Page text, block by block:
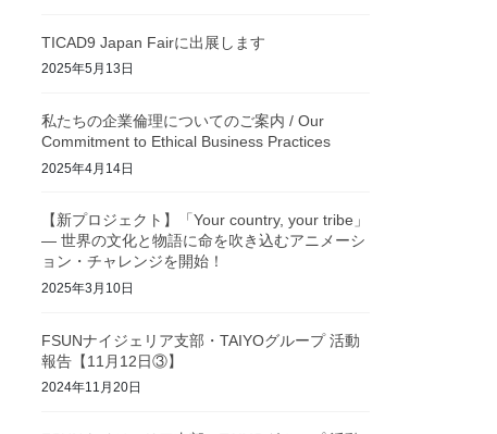
TICAD9 Japan Fairに出展します
2025年5月13日
私たちの企業倫理についてのご案内 / Our
Commitment to Ethical Business Practices
2025年4月14日
【新プロジェクト】「Your country, your tribe」
— 世界の文化と物語に命を吹き込むアニメーシ
ョン・チャレンジを開始！
2025年3月10日
FSUNナイジェリア支部・TAIYOグループ 活動
報告【11月12日③】
2024年11月20日